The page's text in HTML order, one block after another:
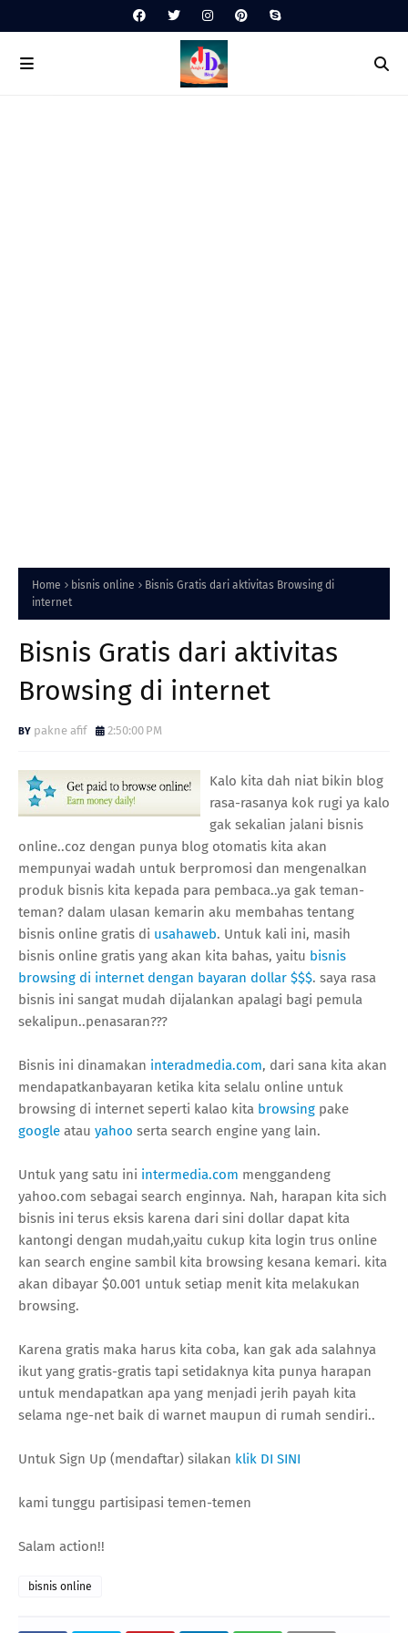
Home bisnis online
Bisnis Gratis dari aktivitas Browsing di
internet
Bisnis Gratis dari aktivitas
Browsing di internet
pakne afif 2:50:00 PM
Kalo kita dah niat bikin blog
rasa-rasanya kok rugi ya kalo
gak sekalian jalani bisnis
online..coz dengan punya blog otomatis kita akan
mempunyai wadah untuk berpromosi dan mengenalkan
produk bisnis kita kepada para pembaca..ya gak teman-
teman? dalam ulasan kemarin aku membahas tentang
bisnis online gratis di usahaweb. Untuk kali ini, masih
bisnis online gratis yang akan kita bahas, yaitu bisnis
browsing di internet dengan bayaran dollar $$$. saya rasa
bisnis ini sangat mudah dijalankan apalagi bagi pemula
sekalipun..penasaran???
Bisnis ini dinamakan interadmedia.com, dari sana kita akan
mendapatkanbayaran ketika kita selalu online untuk
browsing di internet seperti kalao kita browsing pake
google atau yahoo serta search engine yang lain.
Untuk yang satu ini intermedia.com menggandeng
yahoo.com sebagai search enginnya. Nah, harapan kita sich
bisnis ini terus eksis karena dari sini dollar dapat kita
kantongi dengan mudah,yaitu cukup kita login trus online
kan search engine sambil kita browsing kesana kemari. kita
akan dibayar $0.001 untuk setiap menit kita melakukan
browsing.
Karena gratis maka harus kita coba, kan gak ada salahnya
ikut yang gratis-gratis tapi setidaknya kita punya harapan
untuk mendapatkan apa yang menjadi jerih payah kita
selama nge-net baik di warnet maupun di rumah sendiri..
Untuk Sign Up (mendaftar) silakan klik DI SINI
kami tunggu partisipasi temen-temen
Salam action!!
bisnis online